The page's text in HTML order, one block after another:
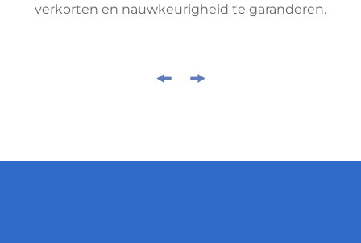
verkorten en nauwkeurigheid te garanderen.